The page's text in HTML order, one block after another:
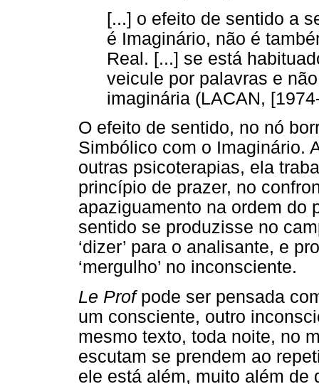
[...] o efeito de sentido a
é Imaginário, não é
Real. [...] se está
veicule por palavras e
imaginária (LACAN,
O efeito de sentido, no nó
Simbólico com o Imaginário.
outras psicoterapias, ela
princípio de prazer, no
apaziguamento na ordem do
sentido se produzisse no
‘dizer’ para o analisante, e
‘mergulho’ no inconsciente.
Le Prof pode ser pensada
um consciente, outro
mesmo texto, toda noite, no
escutam se prendem ao
ele está além, muito além de